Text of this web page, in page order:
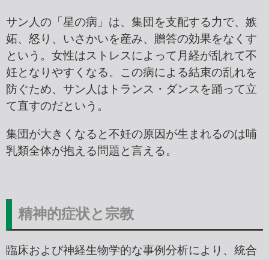
サン人の「星の病」は、集団を支配する力で、嫉
妬、怒り、いさかいを産み、贈答の効果をなくす
という。女性はストレスによって月経が乱れて不
妊となりやすくなる。この病による結束の乱れを
防ぐため、サン人はトランス・ダンスを踊って立
て直すのだという。
集団が大きくなると不妊の原因が生まれるのは哺
乳類全体が抱える問題と言える。
精神的症状と宗教
臨床および神経生物学的な事例分析により、統合